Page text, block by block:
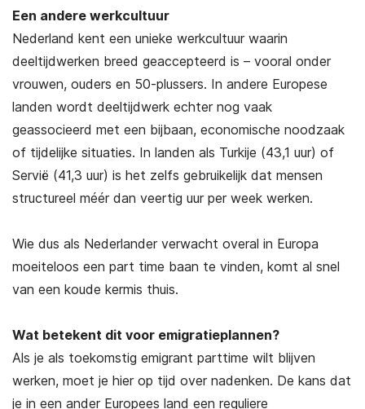
Een andere werkcultuur
Nederland kent een unieke werkcultuur waarin
deeltijdwerken breed geaccepteerd is – vooral onder
vrouwen, ouders en 50-plussers. In andere Europese
landen wordt deeltijdwerk echter nog vaak
geassocieerd met een bijbaan, economische noodzaak
of tijdelijke situaties. In landen als Turkije (43,1 uur) of
Servië (41,3 uur) is het zelfs gebruikelijk dat mensen
structureel méér dan veertig uur per week werken.
Wie dus als Nederlander verwacht overal in Europa
moeiteloos een part time baan te vinden, komt al snel
van een koude kermis thuis.
Wat betekent dit voor emigratieplannen?
Als je als toekomstig emigrant parttime wilt blijven
werken, moet je hier op tijd over nadenken. De kans dat
je in een ander Europees land een reguliere